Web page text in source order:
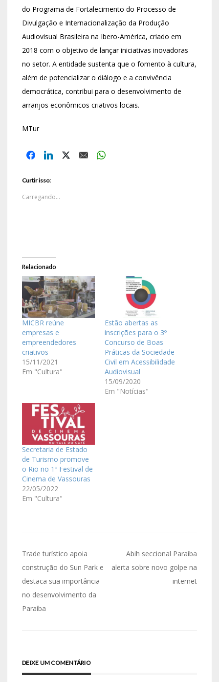
do Programa de Fortalecimento do Processo de
Divulgação e Internacionalização da Produção
Audiovisual Brasileira na Ibero-América, criado em
2018 com o objetivo de lançar iniciativas inovadoras
no setor. A entidade sustenta que o fomento à cultura,
além de potencializar o diálogo e a convivência
democrática, contribui para o desenvolvimento de
arranjos econômicos criativos locais.
MTur
Curtir isso:
Carregando...
Relacionado
MICBR reúne
empresas e
empreendedores
criativos
15/11/2021
Em "Cultura"
Estão abertas as
inscrições para o 3º
Concurso de Boas
Práticas da Sociedade
Civil em Acessibilidade
Audiovisual
15/09/2020
Em "Notícias"
Secretaria de Estado
de Turismo promove
o Rio no 1º Festival de
Cinema de Vassouras
22/05/2022
Em "Cultura"
Trade turístico apoia
construção do Sun Park e
destaca sua importância
no desenvolvimento da
Paraíba
Abih seccional Paraíba
alerta sobre novo golpe na
internet
DEIXE UM COMENTÁRIO